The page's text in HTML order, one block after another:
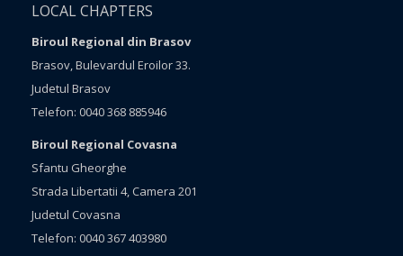
LOCAL CHAPTERS
Biroul Regional din Brasov
Brasov, Bulevardul Eroilor 33.
Judetul Brasov
Telefon: 0040 368 885946
Biroul Regional Covasna
Sfantu Gheorghe
Strada Libertatii 4, Camera 201
Judetul Covasna
Telefon: 0040 367 403980